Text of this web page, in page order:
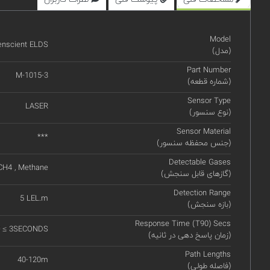
Model
(مدل)
ELDS
Part Number
(شماره قطعه)
M-1015-3
Sensor Type
(نوع سنسور)
LASER
Sensor Material
(جنس محفظه سنسور)
***
Detectable Gases
(گازهای قابل سنجش)
, Methane
Detection Range
(بازه سنجش)
5 LEL.m
Response Time (T90) Secs
(زمان پاسخ دهی در ثانیه)
3SECONDS
Path Lengths
(فاصله طولی)
40-120m